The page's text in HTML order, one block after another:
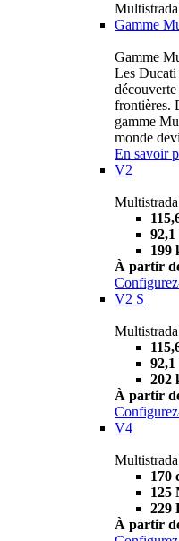
Multistrada
Gamme
Gamme
Les Ducati
frontières.
gamme
monde
En savoir
V2
199
À partir
V2 S
202
À partir
V4
170
125
229
À partir